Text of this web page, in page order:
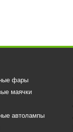
фары
маячки
автолампы